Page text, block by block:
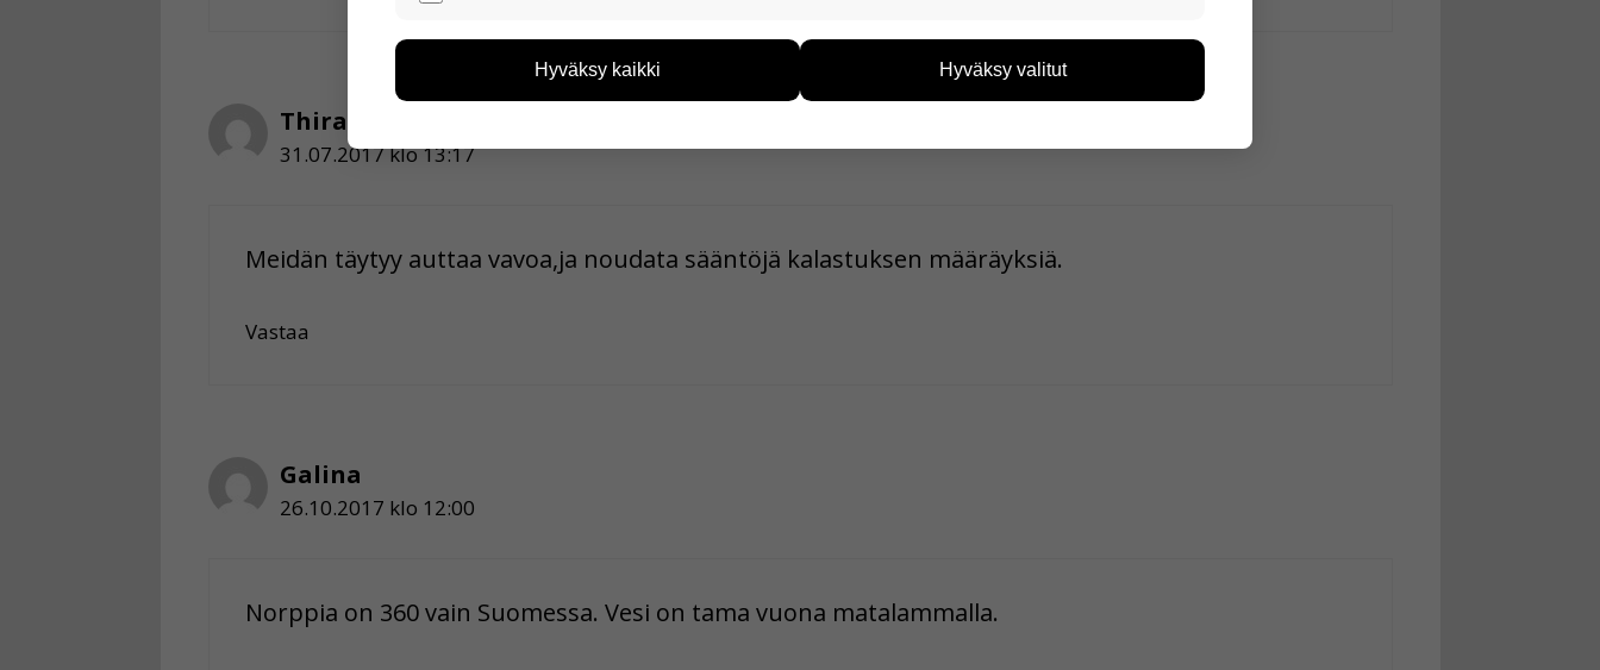
Thiranan
31.07.2017 klo 13:17
Meidän täytyy auttaa vavoa,ja noudata sääntöjä kalastuksen määräyksiä.
Vastaa
Galina
26.10.2017 klo 12:00
Norppia on 360 vain Suomessa. Vesi on tama vuona matalammalla.
voimme kehittää sivustoamme vastaamaan paremmin käyttäjien tarpeita. Tietoa kerätään
esimerkiksi kävijämääristä ja siitä, mitä sivuja käytetään ja miten sivuilla liikutaan. Emme
kuitenkaan kerää henkilötietoja kuten nimiä, eikä tietoja voi yhdistää yksittäiseen
Hyväksy kaikki Hyväksy valitut